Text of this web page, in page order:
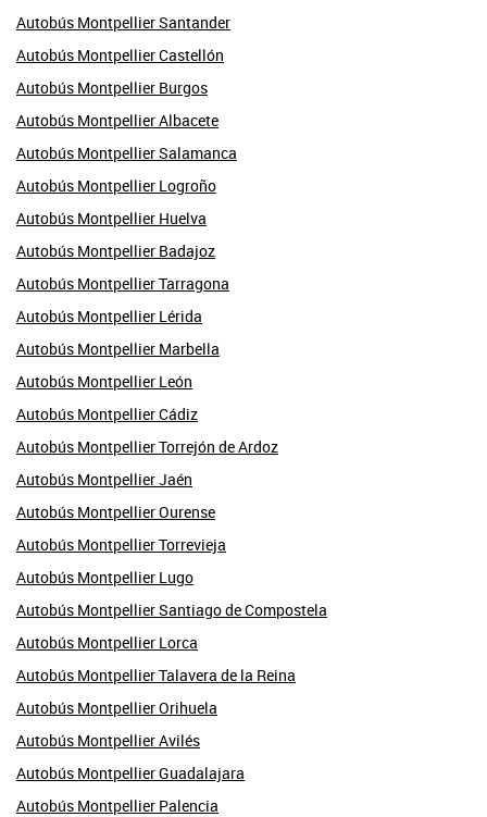
Autobús Montpellier Santander
Autobús Montpellier Castellón
Autobús Montpellier Burgos
Autobús Montpellier Albacete
Autobús Montpellier Salamanca
Autobús Montpellier Logroño
Autobús Montpellier Huelva
Autobús Montpellier Badajoz
Autobús Montpellier Tarragona
Autobús Montpellier Lérida
Autobús Montpellier Marbella
Autobús Montpellier León
Autobús Montpellier Cádiz
Autobús Montpellier Torrejón de Ardoz
Autobús Montpellier Jaén
Autobús Montpellier Ourense
Autobús Montpellier Torrevieja
Autobús Montpellier Lugo
Autobús Montpellier Santiago de Compostela
Autobús Montpellier Lorca
Autobús Montpellier Talavera de la Reina
Autobús Montpellier Orihuela
Autobús Montpellier Avilés
Autobús Montpellier Guadalajara
Autobús Montpellier Palencia